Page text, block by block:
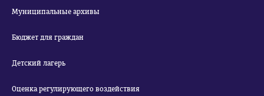
Муниципальные архивы
Бюджет для граждан
Детский лагерь
Оценка регулирующего воздействия